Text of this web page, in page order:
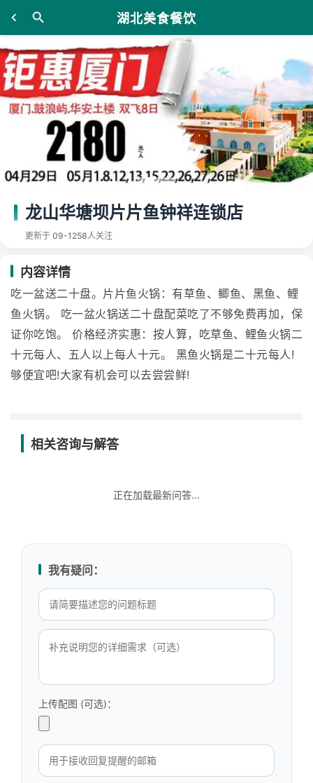
湖北美食餐饮
龙山华塘坝片片鱼钟祥连锁店
更新于 09-1258人关注
内容详情
吃一盆送二十盘。片片鱼火锅：有草鱼、鲫鱼、黑鱼、鲤
鱼火锅。 吃一盆火锅送二十盘配菜吃了不够免费再加，保
证你吃饱。 价格经济实惠：按人算，吃草鱼、鲤鱼火锅二
十元每人、五人以上每人十元。 黑鱼火锅是二十元每人!
够便宜吧!大家有机会可以去尝尝鲜!
相关咨询与解答
正在加载最新问答...
我有疑问：
上传配图 (可选)：